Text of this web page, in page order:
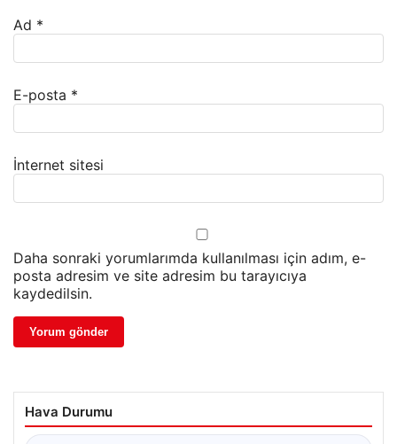
Ad *
E-posta *
İnternet sitesi
Daha sonraki yorumlarımda kullanılması için adım, e-
posta adresim ve site adresim bu tarayıcıya
kaydedilsin.
Hava Durumu